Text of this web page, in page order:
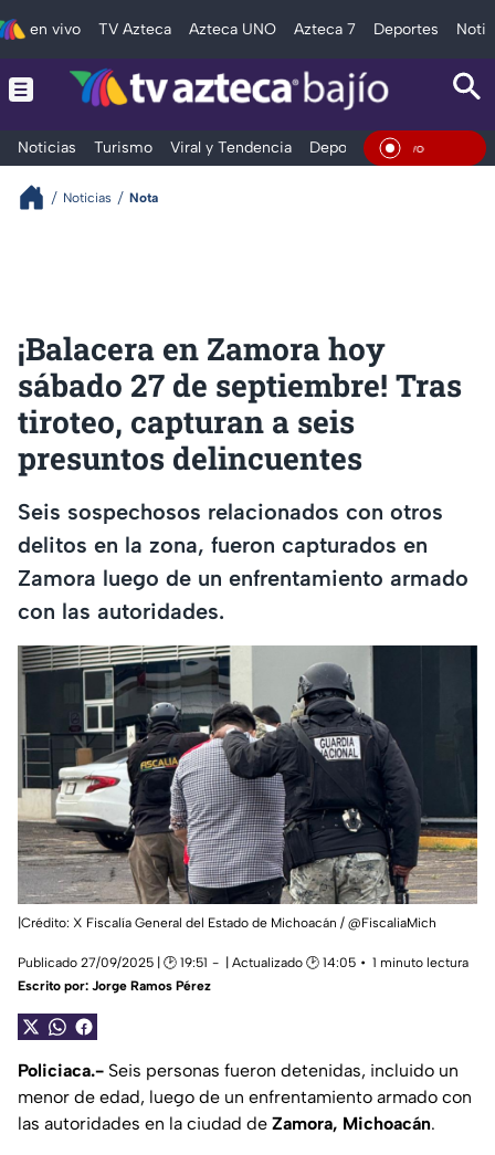
en vivo TV Azteca Azteca UNO Azteca 7 Deportes
Noticias Turismo Viral y Tendencia Deportes Espectáculos
En
Noticias Nota
¡Balacera en Zamora hoy
sábado 27 de septiembre! Tras
tiroteo, capturan a seis
presuntos delincuentes
Seis sospechosos relacionados con otros
delitos en la zona, fueron capturados en
Zamora luego de un enfrentamiento armado
con las autoridades.
|Crédito: X Fiscalía General del Estado de Michoacán / @FiscaliaMich
Publicado 27/09/2025 | 🕑 19:51 | Actualizado 🕑 14:05
1 minuto lectura
Escrito por: Jorge Ramos Pérez
Policiaca.- Seis personas fueron detenidas, incluido un
menor de edad, luego de un enfrentamiento armado con
las autoridades en la ciudad de Zamora, Michoacán.